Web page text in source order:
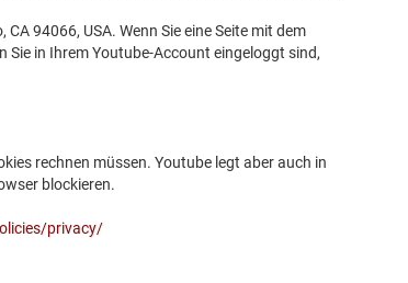
94066, USA. Wenn Sie eine Seite mit dem
Sie in Ihrem Youtube-Account eingeloggt sind,
rechnen müssen. Youtube legt aber auch in
blockieren.
privacy/